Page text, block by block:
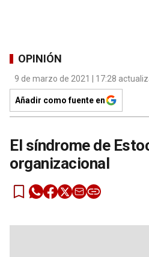
OPINIÓN
9 de marzo de 2021 | 17:28
Añadir como fuente en
El síndrome de
organizacional